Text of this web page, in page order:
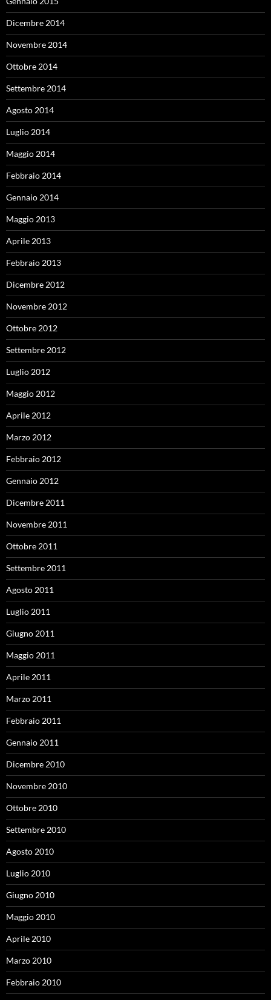
Dicembre 2014
Novembre 2014
Ottobre 2014
Settembre 2014
Agosto 2014
Luglio 2014
Maggio 2014
Febbraio 2014
Gennaio 2014
Maggio 2013
Aprile 2013
Febbraio 2013
Dicembre 2012
Novembre 2012
Ottobre 2012
Settembre 2012
Luglio 2012
Maggio 2012
Aprile 2012
Marzo 2012
Febbraio 2012
Gennaio 2012
Dicembre 2011
Novembre 2011
Ottobre 2011
Settembre 2011
Agosto 2011
Luglio 2011
Giugno 2011
Maggio 2011
Aprile 2011
Marzo 2011
Febbraio 2011
Gennaio 2011
Dicembre 2010
Novembre 2010
Ottobre 2010
Settembre 2010
Agosto 2010
Luglio 2010
Giugno 2010
Maggio 2010
Aprile 2010
Marzo 2010
Febbraio 2010